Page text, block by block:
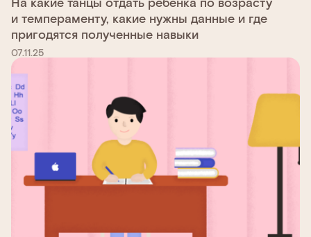
и темпераменту, какие нужны данные и где
пригодятся полученные навыки
07.11.25